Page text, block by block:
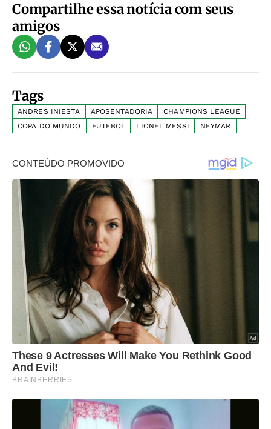
Compartilhe essa notícia com seus
amigos
Tags
ANDRES INIESTA APOSENTADORIA
CHAMPIONS LEAGUE
COPA DO MUNDO
FUTEBOL LIONEL MESSI NEYMAR